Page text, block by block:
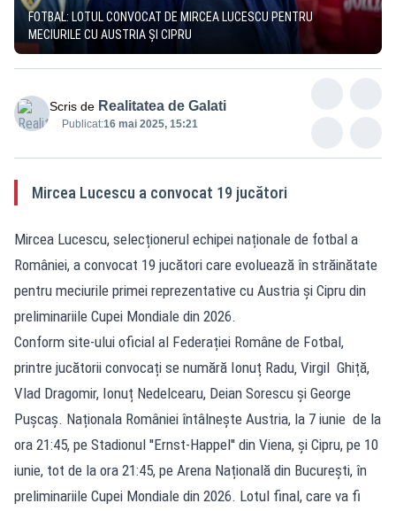
FOTBAL: LOTUL CONVOCAT DE MIRCEA LUCESCU PENTRU
MECIURILE CU AUSTRIA ȘI CIPRU
Scris de Realitatea de Galati
Publicat:16 mai 2025, 15:21
Mircea Lucescu a convocat 19 jucători
Mircea Lucescu, selecționerul echipei naționale de fotbal a
României, a convocat 19 jucători care evoluează în străinătate
pentru meciurile primei reprezentative cu Austria și Cipru din
preliminariile Cupei Mondiale din 2026.
Conform site-ului oficial al Federației Române de Fotbal,
printre jucătorii convocați se numără Ionuț Radu‚ Virgil Ghiță,
Vlad Dragomir, Ionuț Nedelcearu, Deian Sorescu și George
Pușcaș. Naționala României întâlnește Austria, la 7 iunie de la
ora 21:45, pe Stadionul ''Ernst-Happel'' din Viena, și Cipru, pe 10
iunie, tot de la ora 21:45, pe Arena Națională din București, în
preliminariile Cupei Mondiale din 2026. Lotul final, care va fi